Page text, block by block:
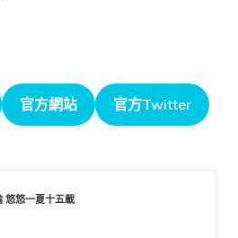
官方網站 官方Twitter
悠悠一夏十五載